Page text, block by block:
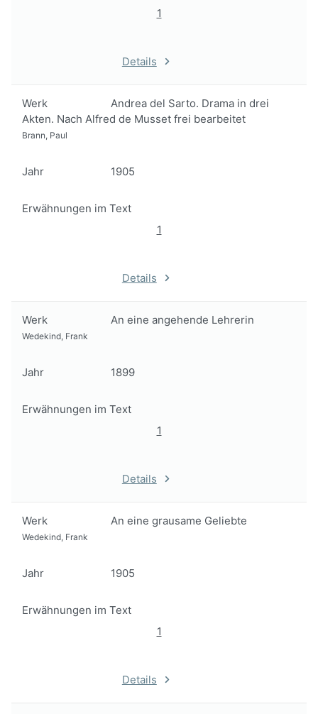
1
Details
Werk
Andrea del Sarto. Drama in drei
Akten. Nach Alfred de Musset frei bearbeitet
Brann, Paul
Jahr 1905
Erwähnungen im Text
1
Details
Werk An eine angehende Lehrerin
Wedekind, Frank
Jahr 1899
Erwähnungen im Text
1
Details
Werk An eine grausame Geliebte
Wedekind, Frank
Jahr 1905
Erwähnungen im Text
1
Details